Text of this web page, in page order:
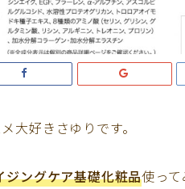
大好きさゆりです。
ジングケア基礎化粧品使って